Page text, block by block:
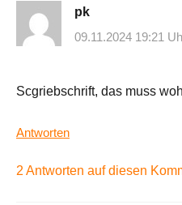
pk
09.11.2024 19:21
Scgriebschrift, das muss
Antworten
2 Antworten auf diesen